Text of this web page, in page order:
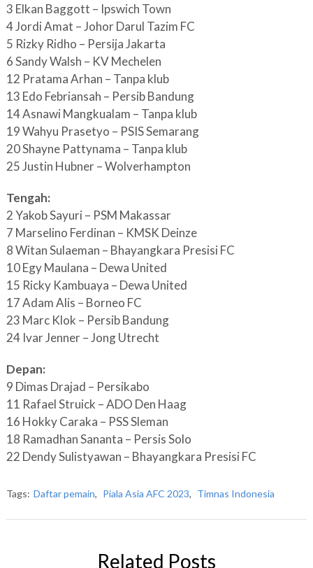
3 Elkan Baggott – Ipswich Town
4 Jordi Amat – Johor Darul Tazim FC
5 Rizky Ridho – Persija Jakarta
6 Sandy Walsh – KV Mechelen
12 Pratama Arhan – Tanpa klub
13 Edo Febriansah – Persib Bandung
14 Asnawi Mangkualam – Tanpa klub
19 Wahyu Prasetyo – PSIS Semarang
20 Shayne Pattynama – Tanpa klub
25 Justin Hubner – Wolverhampton
Tengah:
2 Yakob Sayuri – PSM Makassar
7 Marselino Ferdinan – KMSK Deinze
8 Witan Sulaeman – Bhayangkara Presisi FC
10 Egy Maulana – Dewa United
15 Ricky Kambuaya – Dewa United
17 Adam Alis – Borneo FC
23 Marc Klok – Persib Bandung
24 Ivar Jenner – Jong Utrecht
Depan:
9 Dimas Drajad – Persikabo
11 Rafael Struick – ADO Den Haag
16 Hokky Caraka – PSS Sleman
18 Ramadhan Sananta – Persis Solo
22 Dendy Sulistyawan – Bhayangkara Presisi FC
Tags: Daftar pemain, Piala Asia AFC 2023, Timnas Indonesia
Related Posts